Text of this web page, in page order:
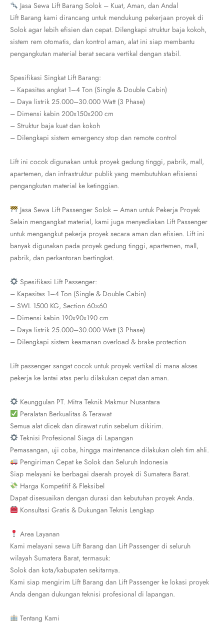
Jasa Sewa Lift Barang Solok – Kuat, Aman, dan Andal
Lift Barang kami dirancang untuk mendukung pekerjaan proyek di
Solok agar lebih efisien dan cepat. Dilengkapi struktur baja kokoh,
sistem rem otomatis, dan kontrol aman, alat ini siap membantu
pengangkutan material berat secara vertikal dengan stabil.
Spesifikasi Singkat Lift Barang:
– Kapasitas angkat 1–4 Ton (Single & Double Cabin)
– Daya listrik 25.000–30.000 Watt (3 Phase)
– Dimensi kabin 200x150x200 cm
– Struktur baja kuat dan kokoh
– Dilengkapi sistem emergency stop dan remote control
Lift ini cocok digunakan untuk proyek gedung tinggi, pabrik, mall,
apartemen, dan infrastruktur publik yang membutuhkan efisiensi
pengangkutan material ke ketinggian.
Jasa Sewa Lift Passenger Solok – Aman untuk Pekerja Proyek
Selain mengangkat material, kami juga menyediakan Lift Passenger
untuk mengangkut pekerja proyek secara aman dan efisien. Lift ini
banyak digunakan pada proyek gedung tinggi, apartemen, mall,
pabrik, dan perkantoran bertingkat.
Spesifikasi Lift Passenger:
– Kapasitas 1–4 Ton (Single & Double Cabin)
– SWL 1500 KG, Section 60×60
– Dimensi kabin 190x90x190 cm
– Daya listrik 25.000–30.000 Watt (3 Phase)
– Dilengkapi sistem keamanan overload & brake protection
Lift passenger sangat cocok untuk proyek vertikal di mana akses
pekerja ke lantai atas perlu dilakukan cepat dan aman.
Keunggulan PT. Mitra Teknik Makmur Nusantara
Peralatan Berkualitas & Terawat
Semua alat dicek dan dirawat rutin sebelum dikirim.
Teknisi Profesional Siaga di Lapangan
Pemasangan, uji coba, hingga maintenance dilakukan oleh tim ahli.
Pengiriman Cepat ke Solok dan Seluruh Indonesia
Siap melayani ke berbagai daerah proyek di Sumatera Barat.
Harga Kompetitif & Fleksibel
Dapat disesuaikan dengan durasi dan kebutuhan proyek Anda.
Konsultasi Gratis & Dukungan Teknis Lengkap
Area Layanan
Kami melayani sewa Lift Barang dan Lift Passenger di seluruh
wilayah Sumatera Barat, termasuk:
Solok dan kota/kabupaten sekitarnya.
Kami siap mengirim Lift Barang dan Lift Passenger ke lokasi proyek
Anda dengan dukungan teknisi profesional di lapangan.
Tentang Kami